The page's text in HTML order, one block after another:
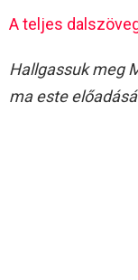
A teljes
Hallgassuk meg
ma este